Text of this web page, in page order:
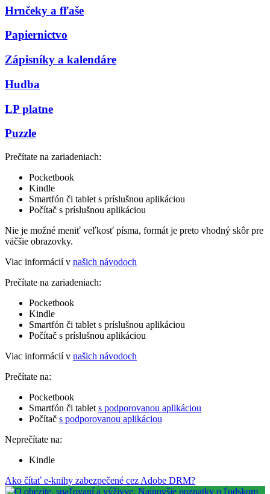
Hrnčeky a fľaše
Papiernictvo
Zápisníky a kalendáre
Hudba
LP platne
Puzzle
Prečítate na zariadeniach:
Pocketbook
Kindle
Smartfón či tablet s príslušnou aplikáciou
Počítač s príslušnou aplikáciou
Nie je možné meniť veľkosť písma, formát je preto vhodný skôr pre
väčšie obrazovky.
Viac informácií v našich návodoch
Prečítate na zariadeniach:
Pocketbook
Kindle
Smartfón či tablet s príslušnou aplikáciou
Počítač s príslušnou aplikáciou
Viac informácií v našich návodoch
Prečítate na:
Pocketbook
Smartfón či tablet s podporovanou aplikáciou
Počítač s podporovanou aplikáciou
Neprečítate na:
Kindle
Ako čítať e-knihy zabezpečené cez Adobe DRM?